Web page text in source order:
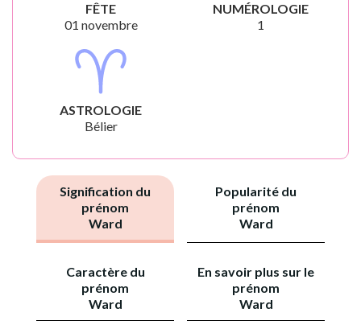
FÊTE
01 novembre
NUMÉROLOGIE
1
ASTROLOGIE
Bélier
Signification du
prénom
Ward
Popularité du
prénom
Ward
Caractère du
prénom
Ward
En savoir plus sur le
prénom
Ward